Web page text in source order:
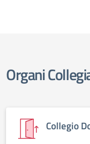
Organi
Collegio